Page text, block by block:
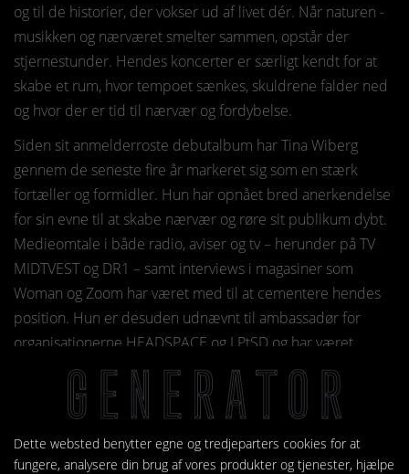
og til de historier, der vokser ud af livet dér. Når naturen -
musikken og nærværet smelter sammen, opstår der
stjernestunder. Hendes koncerter er særligt kendt for at
skabe et rum, hvor tempoet sænkes, skuldrene falder ned
og hvor der er tid til nærvær og fordybelse.
Siden sit anmelderroste debutalbum har Tina Wiberg
gennem de seneste fire år markeret sig som en stærk
fortæller og formidler. Hun har opnået bred anerkendelse
for sin evne til at skabe nærvær og røre sit publikum dybt.
Medieomtale i både radio, aviser og tv – herunder på TV
MIDTVEST og DR1 – samt interviews i magasiner som
Woman og Zoom har været med til at cementere hendes
position. Hun er desuden udnævnt til ambassadør for
organisationerne HEADSPACE og LPtSD og har været
nomineret til “Årets Mønsterbryder”.
“Publikum beskriver hende kærligt som en kloning af Niels
Med sit nye album inviterer Tina Wiberg publikum med
Dette websted benytter egne og tredjeparters cookies for at
fungere, analysere din brug af vores produkter og tjenester, hjælpe